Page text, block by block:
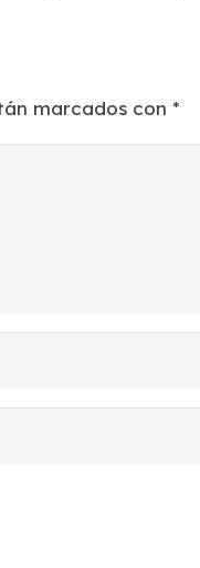
marcados con *